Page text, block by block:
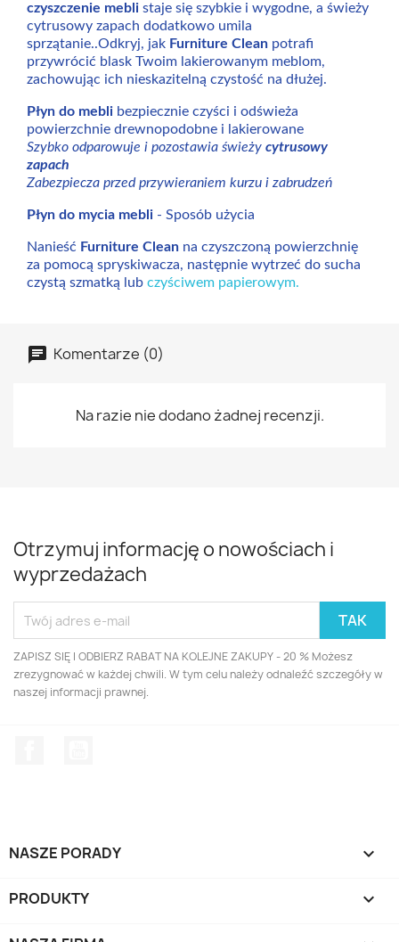
czyszczenie mebli staje się szybkie i wygodne, a świeży
cytrusowy zapach dodatkowo umila
sprzątanie..Odkryj, jak Furniture Clean potrafi
przywrócić blask Twoim lakierowanym meblom,
zachowując ich nieskazitelną czystość na dłużej.
Płyn do mebli bezpiecznie czyści i odświeża
powierzchnie drewnopodobne i lakierowane
Szybko odparowuje i pozostawia świeży cytrusowy
zapach
Zabezpiecza przed przywieraniem kurzu i zabrudzeń
Płyn do mycia mebli - Sposób użycia
Nanieść Furniture Clean na czyszczoną powierzchnię
za pomocą spryskiwacza, następnie wytrzeć do sucha
czystą szmatką lub czyściwem papierowym.
Komentarze (0)
Na razie nie dodano żadnej recenzji.
Otrzymuj informację o nowościach i
wyprzedażach
ZAPISZ SIĘ I ODBIERZ RABAT NA KOLEJNE ZAKUPY - 20 % Możesz
zrezygnować w każdej chwili. W tym celu należy odnaleźć szczegóły w
naszej informacji prawnej.
NASZE PORADY 
PRODUKTY 